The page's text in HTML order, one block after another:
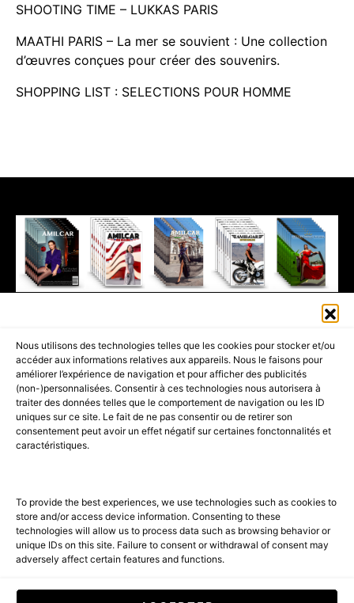
Nous utilisons des technologies telles que les cookies pour stocker et/ou
accéder aux informations relatives aux appareils. Nous le faisons pour
améliorer l’expérience de navigation et pour afficher des publicités
(non-)personnalisées. Consentir à ces technologies nous autorisera à
traiter des données telles que le comportement de navigation ou les ID
uniques sur ce site. Le fait de ne pas consentir ou de retirer son
consentement peut avoir un effet négatif sur certaines fonctonnalités et
caractéristiques.
To provide the best experiences, we use technologies such as cookies to
store and/or access device information. Consenting to these
technologies will allow us to process data such as browsing behavior or
unique IDs on this site. Failure to consent or withdrawal of consent may
adversely affect certain features and functions.
SHOOTING TIME – LUKKAS PARIS
MAATHI PARIS – La mer se souvient : Une collection
d’œuvres conçues pour créer des souvenirs.
SHOPPING LIST : SELECTIONS POUR HOMME
PART OF THEAMILCAR MAGAZINE GROUP.EDITOR - ADVERTISING
AGENCE MEDIANE.
ACCUEIL BEST OF LUXE
35 MAGAZINES
SHOPPING & CONCIERGERIE
Voyages Contact
SUBSCRIBE